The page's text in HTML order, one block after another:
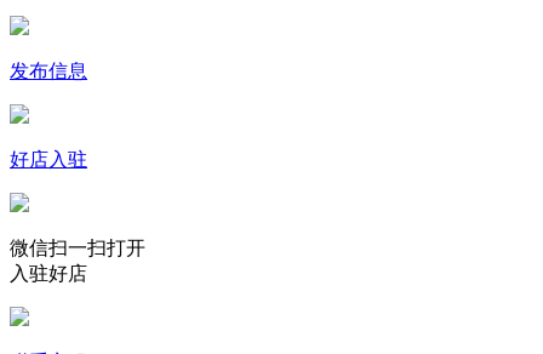
发布信息
好店入驻
微信扫一扫打开
入驻好店